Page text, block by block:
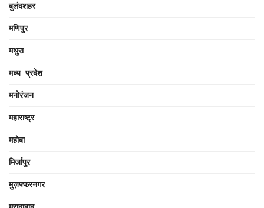
बुलंदशहर
मणिपुर
मथुरा
मध्य प्रदेश
मनोरंजन
महाराष्ट्र
महोबा
मिर्जापुर
मुज़फ्फरनगर